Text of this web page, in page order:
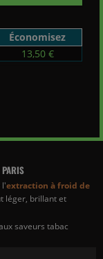
l'extraction à froid de
léger, brillant et
saveurs tabac
Économisez
13,50 €